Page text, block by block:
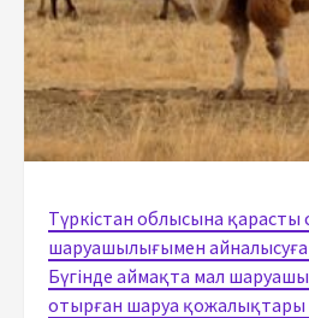
Түркістан облысына қарасты
шаруашылығымен
Бүгінде аймақта мал
отырған шаруа қожалықтары